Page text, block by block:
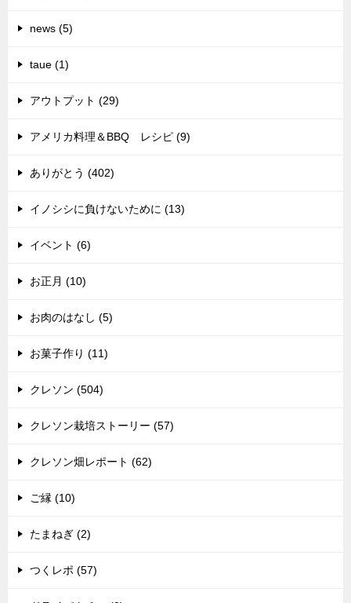
news (5)
taue (1)
アウトプット (29)
アメリカ料理＆BBQ レシピ (9)
ありがとう (402)
イノシシに負けないために (13)
イベント (6)
お正月 (10)
お肉のはなし (5)
お菓子作り (11)
クレソン (504)
クレソン栽培ストーリー (57)
クレソン畑レポート (62)
ご縁 (10)
たまねぎ (2)
つくレポ (57)